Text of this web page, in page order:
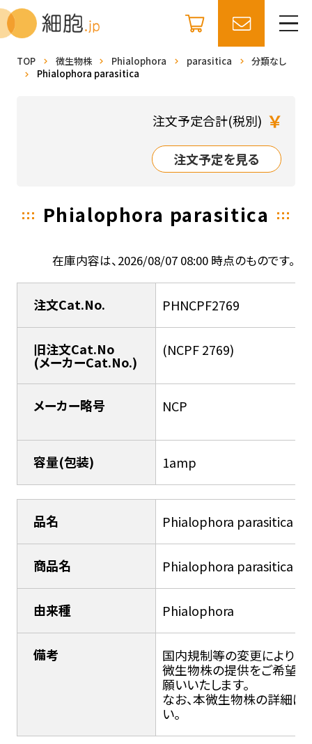
TOP 微生物株 Phialophora parasitica
分類なし
Phialophora parasitica
注文予定合計(税別) ￥
注文予定を見る
Phialophora parasitica
在庫内容は、2026/08/07 08:00 時点のものです。
注文Cat.No. PHNCPF2769
旧注文Cat.No
(メーカーCat.No.)
(NCPF 2769)
メーカー略号 NCP
容量(包装) 1amp
品名 Phialophora parasitica
商品名 Phialophora parasitica
由来種 Phialophora
備考
国内規制等の変更により輸
微生物株の提供をご希望の
願いいたします。
なお、本微生物株の詳細に
い。